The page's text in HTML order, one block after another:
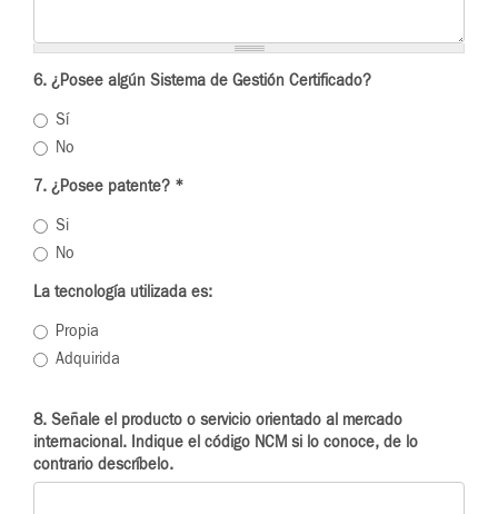
6. ¿Posee algún Sistema de Gestión Certificado?
Sí
No
7. ¿Posee patente? *
Si
No
La tecnología utilizada es:
Propia
Adquirida
8. Señale el producto o servicio orientado al mercado
internacional. Indique el código NCM si lo conoce, de lo
contrario descríbelo.